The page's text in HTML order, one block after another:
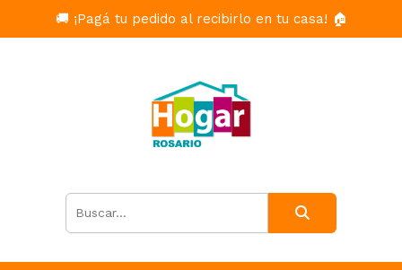
🚚 ¡Pagá tu pedido al recibirlo en tu casa! 🏠